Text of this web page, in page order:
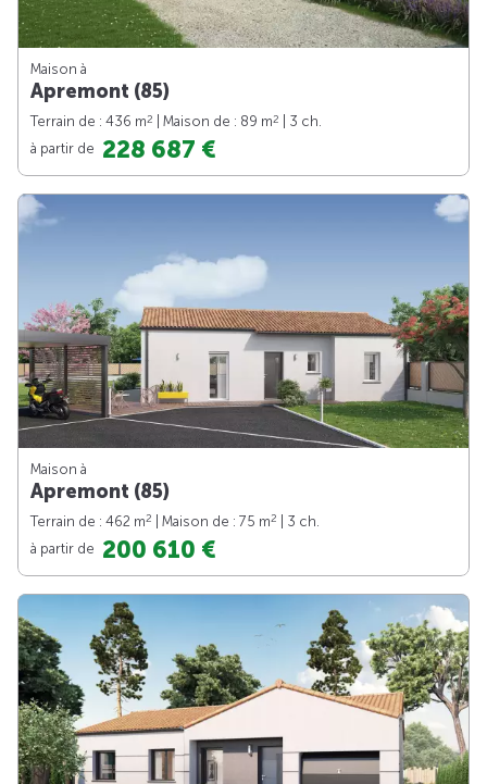
Maison à
Apremont (85)
Terrain de : 436 m2 | Maison de : 89 m2
| 3 ch.
à partir de 228 687 €
Maison à
Apremont (85)
Terrain de : 462 m2 | Maison de : 75 m2
| 3 ch.
à partir de 200 610 €